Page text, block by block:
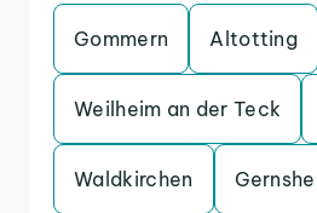
Gommern Altotting
Weilheim an der Teck
Waldkirchen